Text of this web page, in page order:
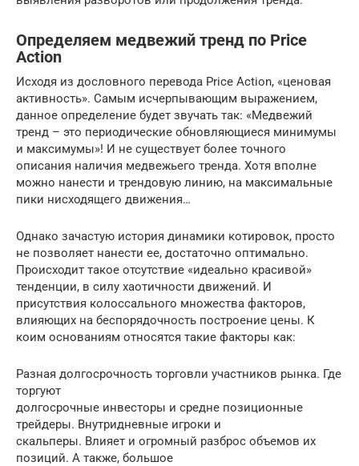
Определяем медвежий тренд по Price
Action
Исходя из дословного перевода Price Action, «ценовая
активность». Самым исчерпывающим выражением,
данное определение будет звучать так: «Медвежий
тренд – это периодические обновляющиеся минимумы
и максимумы»! И не существует более точного
описания наличия медвежьего тренда. Хотя вполне
можно нанести и трендовую линию, на максимальные
пики нисходящего движения…
Однако зачастую история динамики котировок, просто
не позволяет нанести ее, достаточно оптимально.
Происходит такое отсутствие «идеально красивой»
тенденции, в силу хаотичности движений. И
присутствия колоссального множества факторов,
влияющих на беспорядочность построение цены. К
коим основаниям относятся такие факторы как:
Разная долгосрочность торговли участников рынка. Где
торгуют
долгосрочные инвесторы и средне позиционные
трейдеры. Внутридневные игроки и
скальперы. Влияет и огромный разброс объемов их
позиций. А также, большое